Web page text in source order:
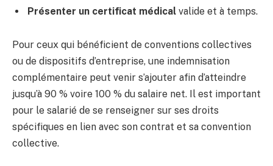
Présenter un certificat médical valide et à temps.
Pour ceux qui bénéficient de conventions collectives
ou de dispositifs d’entreprise, une indemnisation
complémentaire peut venir s’ajouter afin d’atteindre
jusqu’à 90 % voire 100 % du salaire net. Il est important
pour le salarié de se renseigner sur ses droits
spécifiques en lien avec son contrat et sa convention
collective.